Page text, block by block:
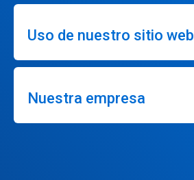
Uso de nuestro sitio web
Nuestra empresa